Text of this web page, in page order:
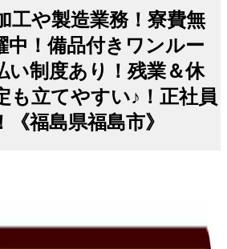
工や製造業務！寮費無
！備品付きワンルー
い制度あり！残業＆休
も立てやすい♪！正社員
福島県福島市》